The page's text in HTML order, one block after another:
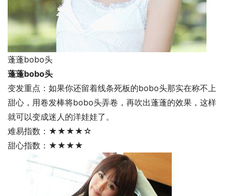
蓬蓬bobo头
蓬蓬bobo头
变发重点：如果你还留着线条死板的bobo头那实在称不上
甜心，用卷发棒将bobo头弄卷，再吹出蓬蓬的效果，这样
就可以变成迷人的洋娃娃了。
难易指数：★★★★☆
甜心指数：★★★★